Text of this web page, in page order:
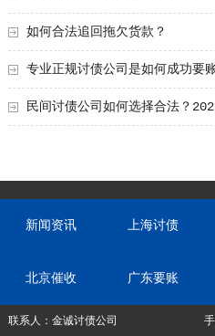
如何合法追回拖欠货款？
专业正规讨债公司是如何成功要
民间讨债公司如何选择合法？
新闻资讯 上海讨债
北京催收 广东要账
联系人：金诚讨债公司